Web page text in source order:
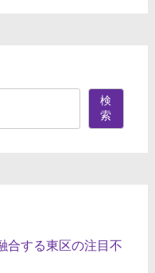
検
索
合する東区の注目不